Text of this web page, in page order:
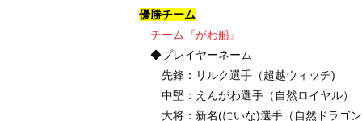
優勝チーム
チーム『がわ船』
◆プレイヤーネーム
先鋒：リルク選手（超越ウィッチ)
中堅：えんがわ選手（自然ロイヤル）
大将：新名(にいな)選手（自然ドラゴ